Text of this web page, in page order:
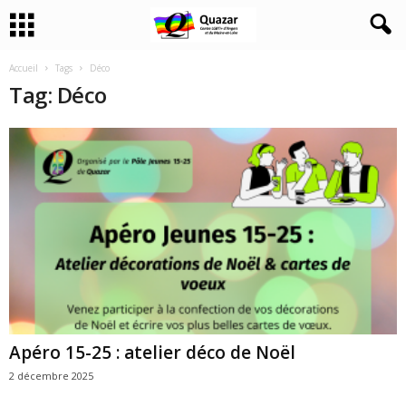
Accueil Tags Déco
Tag: Déco
Apéro 15-25 : atelier déco de Noël
2 décembre 2025